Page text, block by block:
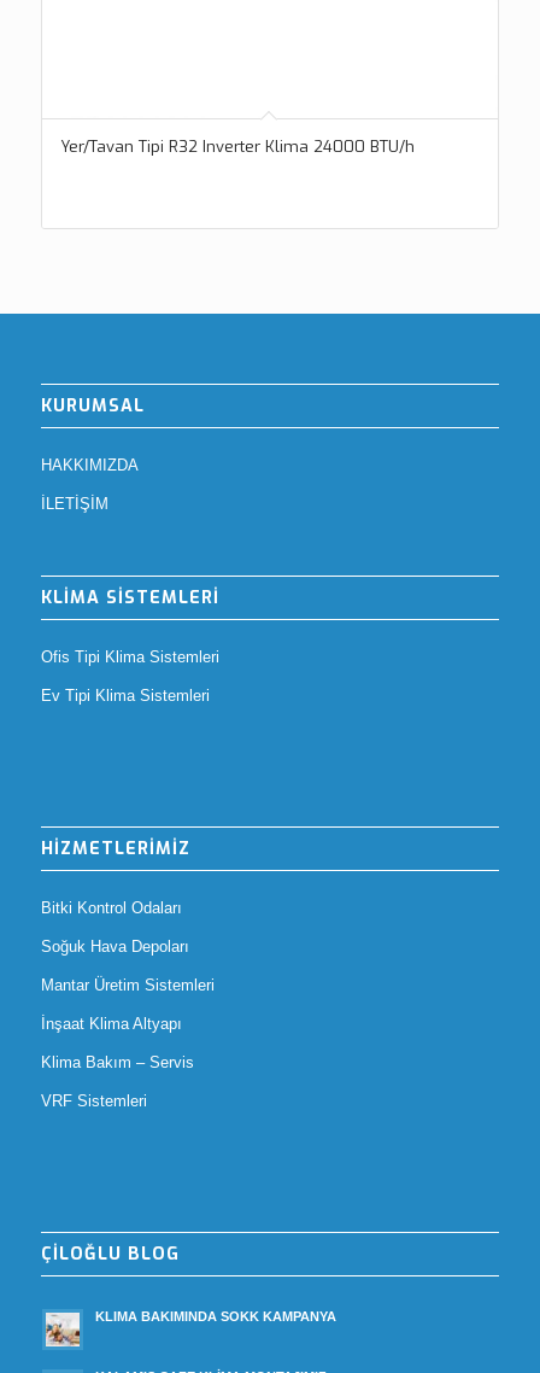
Yer/Tavan Tipi R32 Inverter Klima 24000 BTU/h
KURUMSAL
HAKKIMIZDA
İLETİŞİM
KLİMA SİSTEMLERİ
Ofis Tipi Klima Sistemleri
Ev Tipi Klima Sistemleri
HİZMETLERİMİZ
Bitki Kontrol Odaları
Soğuk Hava Depoları
Mantar Üretim Sistemleri
İnşaat Klima Altyapı
Klima Bakım – Servis
VRF Sistemleri
ÇİLOĞLU BLOG
KLIMA BAKIMINDA SOKK KAMPANYA